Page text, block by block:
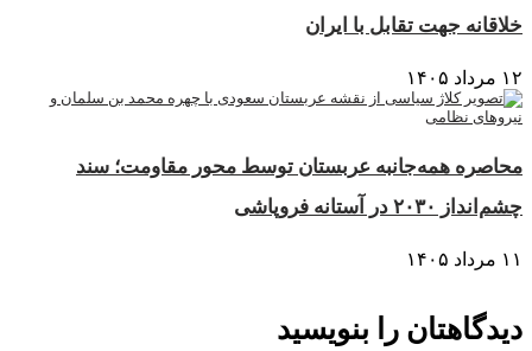
خلاقانه جهت تقابل با ایران
۱۲ مرداد ۱۴۰۵
محاصره همه‌جانبه عربستان توسط محور مقاومت؛ سند
چشم‌انداز ۲۰۳۰ در آستانه فروپاشی
۱۱ مرداد ۱۴۰۵
دیدگاهتان را بنویسید